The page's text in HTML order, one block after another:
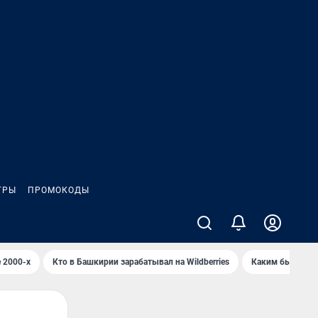
ПРОМОКОДЫ
2000-х Кто в Башкирии зарабатывал на Wildberries Каким было